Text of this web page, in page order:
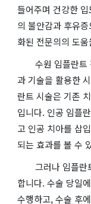
들어주며 건강한
의 불안감과 후유
화된 전문의의 도
수원 임플란트
과 기술을 활용한
란트 시술은 기존
입니다. 인공 임플
고 인공 치아를 삽
되는 효과를 볼 수
그러나 임플란트
합니다. 수술 당일
수행하고, 수술 후